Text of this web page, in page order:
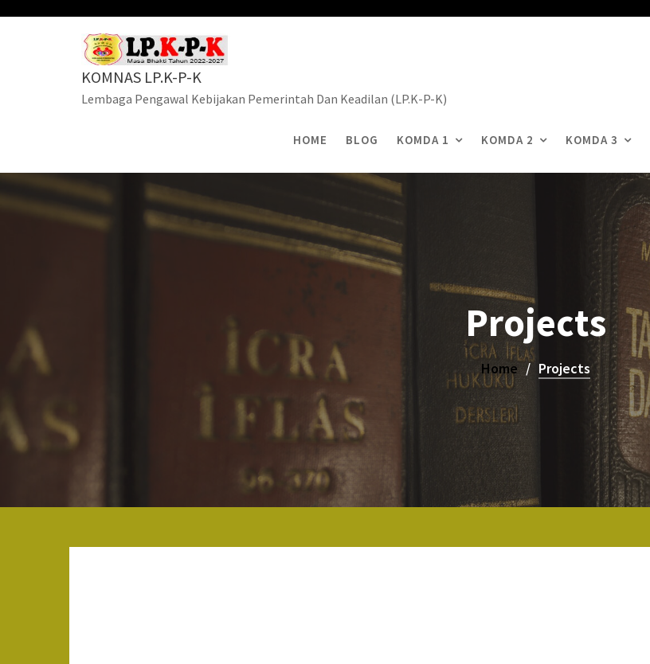
KOMNAS LP.K-P-K
Lembaga Pengawal Kebijakan Pemerintah Dan Keadilan (LP.K-P-K)
HOME BLOG KOMDA 1 KOMDA 2 KOMDA 3
Projects
Home Projects